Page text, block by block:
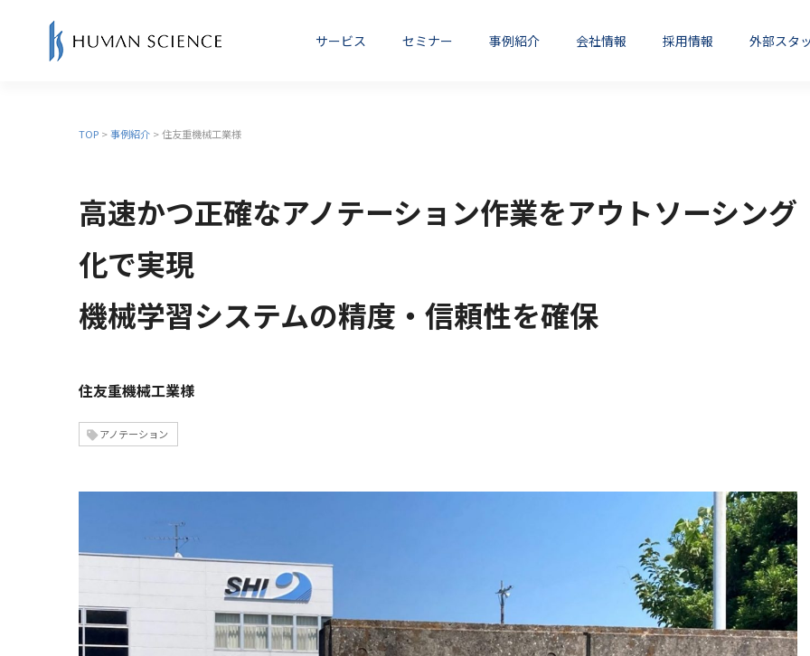
サービス
マニュアル制作・取扱説明書(操
セミナー
マニュアルセミナー
講師紹介 よくある質問
事例紹介 会社情報 採用情報 外部スタ
TOP >事例紹介 > 住友重機械工業様
高速かつ正確なアノテーション作業をアウトソーシング
化で実現
機械学習システムの精度・信頼性を確保
住友重機械工業様
アノテーション